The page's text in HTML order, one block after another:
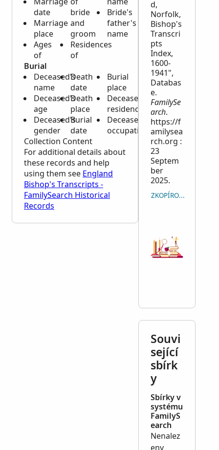
date
Marriage
place
Ages
of
bride
and
groom
Residences
of
Bride's
father's
name
Burial
Deceased's
name
Deceased's
age
Deceased's
gender
Death
date
Death
place
Burial
date
Burial
place
Deceased's
residence
Deceased's
occupation
Collection Content
For additional details about
these records and help
using them see England
Bishop's Transcripts -
FamilySearch Historical
Records
d,
Norfolk,
Bishop's
Transcri
pts
Index,
1600-
1941",
Databas
e.
FamilySe
arch.
https://f
amilysea
rch.org :
23
Septem
ber
2025.
ZKOPÍROVAT CITACI
Souvi
sející
sbírk
y
Sbírky v
systému
FamilyS
earch
Nenalez
eny